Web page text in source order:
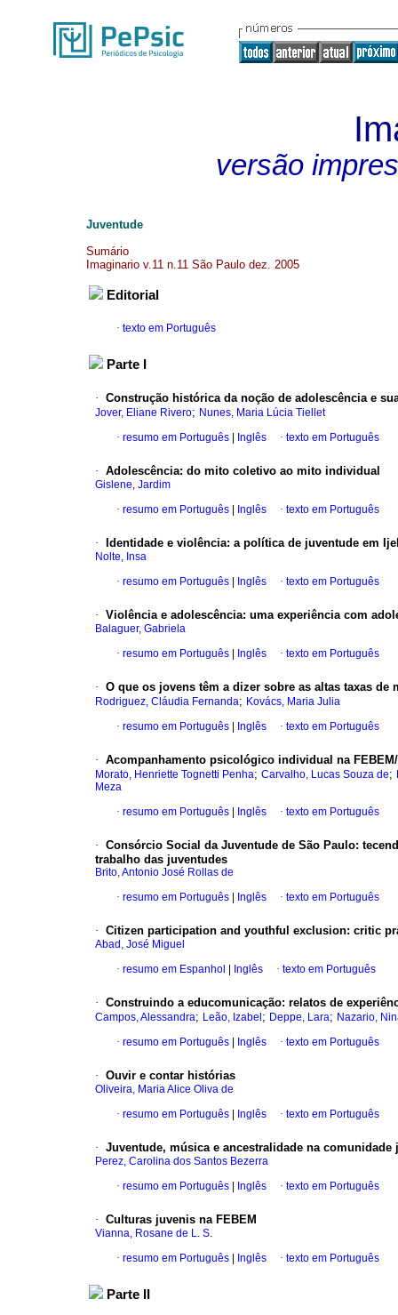
versão
Juventude
Sumário
Imaginario v.11 n.11 São Paulo dez. 2005
Editorial
· texto em Português
Parte I
· Construção histórica da noção de adolescência e
Jover, Eliane Rivero; Nunes, Maria Lúcia Tiellet
· resumo em Português Inglês · texto em Português
· Adolescência: do mito coletivo ao mito individual
Gislene, Jardim
· resumo em Português Inglês · texto em Português
· Identidade e violência: a política de juventude em
Nolte, Insa
· resumo em Português Inglês · texto em Português
· Violência e adolescência: uma experiência com
Balaguer, Gabriela
· resumo em Português Inglês · texto em Português
· O que os jovens têm a dizer sobre as altas taxas de
Rodriguez, Cláudia Fernanda; Kovács, Maria Julia
· resumo em Português Inglês · texto em Português
· Acompanhamento psicológico individual na
Morato, Henriette Tognetti Penha; Carvalho, Lucas Souza de;
Meza
· resumo em Português Inglês · texto em Português
· Consórcio Social da Juventude de São Paulo:
trabalho das juventudes
Brito, Antonio José Rollas de
· resumo em Português Inglês · texto em Português
· Citizen participation and youthful exclusion: critic
Abad, José Miguel
· resumo em Espanhol Inglês · texto em Português
· Construindo a educomunicação: relatos de
Campos, Alessandra; Leão, Izabel ; Deppe, Lara; Nazario,
· resumo em Português Inglês · texto em Português
· Ouvir e contar histórias
Oliveira, Maria Alice Oliva de
· resumo em Português Inglês · texto em Português
· Juventude, música e ancestralidade na
Perez, Carolina dos Santos Bezerra
· resumo em Português Inglês · texto em Português
· Culturas juvenis na FEBEM
Vianna, Rosane de L. S.
· resumo em Português Inglês · texto em Português
Parte II